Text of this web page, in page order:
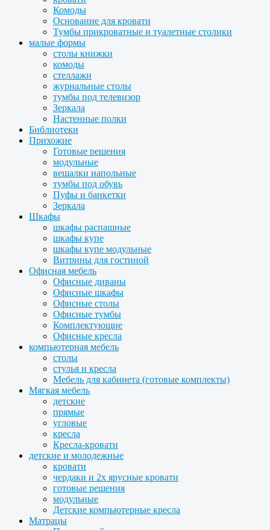
Комоды
Основание для кровати
Тумбы прикроватные и туалетные столики
малые формы
столы книжки
комоды
стеллажи
журнальные столы
тумбы под телевизор
Зеркала
Настенные полки
Библиотеки
Прихожие
Готовые решения
модульные
вешалки напольные
тумбы под обувь
Пуфы и банкетки
Зеркала
Шкафы
шкафы распашные
шкафы купе
шкафы купе модульные
Витрины для гостиной
Офисная мебель
Офисные диваны
Офисные шкафы
Офисные столы
Офисные тумбы
Комплектующие
Офисные кресла
компьютерная мебель
столы
стулья и кресла
Мебель для кабинета (готовые комплекты)
Мягкая мебель
детские
прямые
угловые
кресла
Кресла-кровати
детские и молодежные
кровати
чердаки и 2х ярусные кровати
готовые решения
модульные
Детские компьютерные кресла
Матрацы